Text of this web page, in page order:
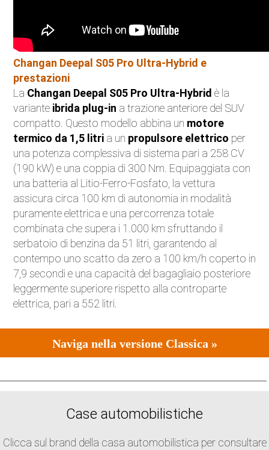
Changan Deepal S05 Pro Ultra-Hybrid e
prestazioni
La Changan Deepal S05 Pro Ultra-Hybrid è la
variante ibrida plug-in a trazione anteriore del SUV
compatto. Questo modello abbina un motore
termico da 1,5 litri a un propulsore elettrico per
una potenza complessiva di sistema pari a 258 CV
(190 kW) e una coppia di 300 Nm. Equipaggiata con
una batteria al Litio-Ferro-Fosfato, la vettura
assicura circa 100 km di autonomia in modalità
puramente elettrica e una percorrenza totale
combinata che supera i 1.000 km sfruttando il
serbatoio di benzina da 51 litri, garantendo al
contempo uno scatto da zero a 100 km/h coperto in
7,9 secondi e una capacità del bagagliaio posteriore
leggermente superiore rispetto alla controparte
elettrica, pari a 552 litri.
Naviga nella versione Classica »
Case automobilistiche
Clicca sul brand della casa automobilistica per consultare